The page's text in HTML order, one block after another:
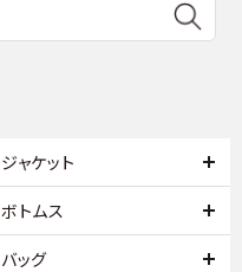
ジャケット
ボトムス
バッグ